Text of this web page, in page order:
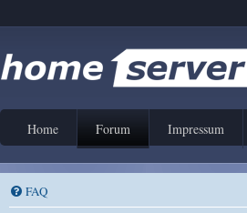
Home Forum Impressum
FAQ